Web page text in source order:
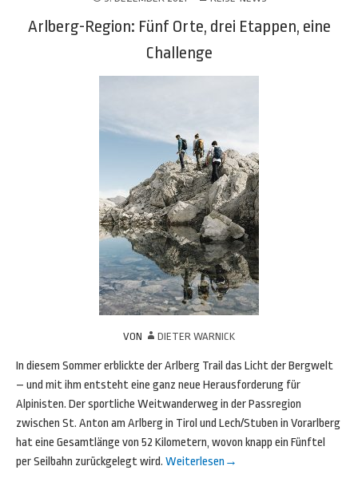
Arlberg-Region: Fünf Orte, drei Etappen, eine
Challenge
VON DIETER WARNICK
In diesem Sommer erblickte der Arlberg Trail das Licht der Bergwelt
– und mit ihm entsteht eine ganz neue Herausforderung für
Alpinisten. Der sportliche Weitwanderweg in der Passregion
zwischen St. Anton am Arlberg in Tirol und Lech/Stuben in Vorarlberg
hat eine Gesamtlänge von 52 Kilometern, wovon knapp ein Fünftel
per Seilbahn zurückgelegt wird. Weiterlesen →